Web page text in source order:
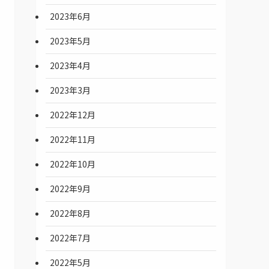
2023年6月
2023年5月
2023年4月
2023年3月
2022年12月
2022年11月
2022年10月
2022年9月
2022年8月
2022年7月
2022年5月